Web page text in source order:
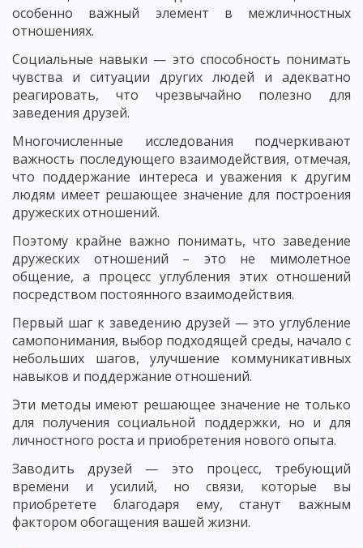
особенно важный элемент в межличностных
отношениях.
Социальные навыки — это способность понимать
чувства и ситуации других людей и адекватно
реагировать, что чрезвычайно полезно для
заведения друзей.
Многочисленные исследования подчеркивают
важность последующего взаимодействия, отмечая,
что поддержание интереса и уважения к другим
людям имеет решающее значение для построения
дружеских отношений.
Поэтому крайне важно понимать, что заведение
дружеских отношений – это не мимолетное
общение, а процесс углубления этих отношений
посредством постоянного взаимодействия.
Первый шаг к заведению друзей — это углубление
самопонимания, выбор подходящей среды, начало с
небольших шагов, улучшение коммуникативных
навыков и поддержание отношений.
Эти методы имеют решающее значение не только
для получения социальной поддержки, но и для
личностного роста и приобретения нового опыта.
Заводить друзей — это процесс, требующий
времени и усилий, но связи, которые вы
приобретете благодаря ему, станут важным
фактором обогащения вашей жизни.